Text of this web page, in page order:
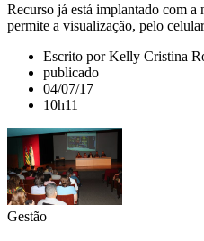
Recurso já está implantado com
permite a visualização, pelo
Escrito por Kelly Cristina
publicado
04/07/17
10h11
Gestão